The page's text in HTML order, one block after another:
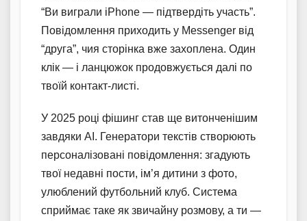
“Ви виграли iPhone — підтвердіть участь”.
Повідомлення приходить у Messenger від
“друга”, чия сторінка вже захоплена. Один
клік — і ланцюжок продовжується далі по
твоїй контакт-листі.
У 2025 році фішинг став ще витонченішим
завдяки AI. Генератори текстів створюють
персоналізовані повідомлення: згадують
твої недавні пости, ім’я дитини з фото,
улюблений футбольний клуб. Система
сприймає таке як звичайну розмову, а ти —